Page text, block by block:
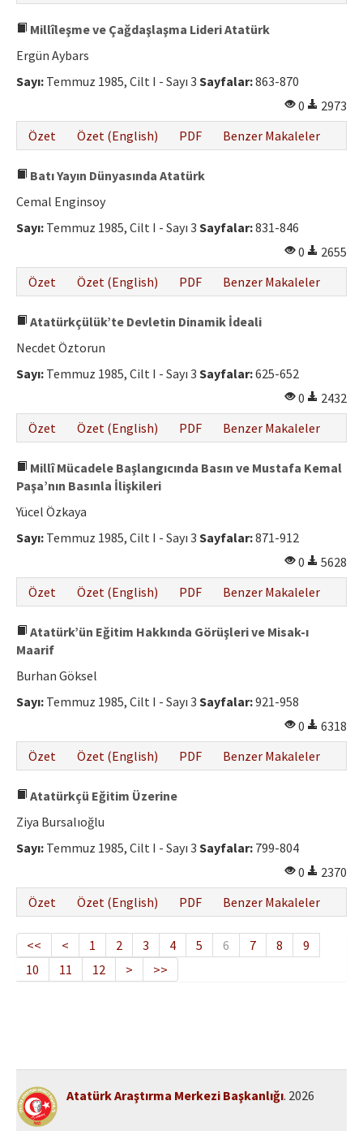
Millîleşme ve Çağdaşlaşma Lideri Atatürk
Ergün Aybars
Sayı: Temmuz 1985, Cilt I - Sayı 3 Sayfalar:863-870
0
2973
Özet
Özet (English) PDF Benzer Makaleler
Batı Yayın Dünyasında Atatürk
Cemal Enginsoy
Sayı: Temmuz 1985, Cilt I - Sayı 3 Sayfalar:831-846
0
2655
Özet
Özet (English) PDF Benzer Makaleler
Atatürkçülük’te Devletin Dinamik İdeali
Necdet Öztorun
Sayı: Temmuz 1985, Cilt I - Sayı 3 Sayfalar:625-652
0
2432
Özet
Özet (English) PDF Benzer Makaleler
Millî Mücadele Başlangıcında Basın ve Mustafa Kemal
Paşa’nın Basınla İlişkileri
Yücel Özkaya
Sayı: Temmuz 1985, Cilt I - Sayı 3 Sayfalar:871-912
0
5628
Özet
Özet (English) PDF Benzer Makaleler
Atatürk’ün Eğitim Hakkında Görüşleri ve Misak-ı
Maarif
Burhan Göksel
Sayı: Temmuz 1985, Cilt I - Sayı 3 Sayfalar:921-958
0
6318
Özet
Özet (English) PDF Benzer Makaleler
Atatürkçü Eğitim Üzerine
Ziya Bursalıoğlu
Sayı: Temmuz 1985, Cilt I - Sayı 3 Sayfalar: 799-804
0
2370
Özet
Özet (English) PDF Benzer Makaleler
<< < 1 2 3 4 5 6 7 8
9
10
11 12 > >>
Atatürk Araştırma Merkezi Başkanlığı. 2026